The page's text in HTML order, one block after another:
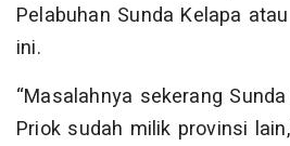
Pelabuhan Sunda Kelapa
ini.
“Masalahnya sekerang
Priok sudah milik provinsi